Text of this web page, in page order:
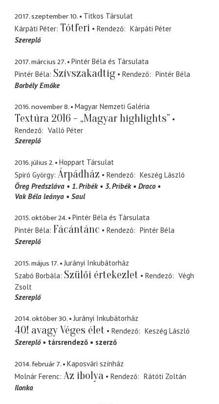
2017. szeptember 10.
Titkos Társulat
Kárpáti Péter Tótferi Rendező
Kárpáti Péter
Szereplő
2017. március 27.
Pintér Béla és Társulata
Pintér Béla Szívszakadtig Rendező
Pintér Béla
Borbély Emőke
2016. november 8. Magyar Nemzeti Galéria
Textúra 2016 - „Magyar highlights”
Rendező
Valló Péter
Szereplő
2016. július 2.
Hoppart Társulat
Spiró György Árpádház Rendező
Keszég László
Öreg Predszláva
1. Pribék 3. Pribék
Draco
Vak Béla leánya
Saul
2015. október 24.
Pintér Béla és Társulata
Pintér Béla Fácántánc Rendező
Pintér Béla
Szereplő
2015. május 17.
Jurányi Inkubátorház
Szabó Borbála Szülői értekezlet Rendező
Végh
Zsolt
Szereplő
2014. október 30. Jurányi Inkubátorház
40! avagy Véges élet Rendező
Keszég László
Szereplő
társrendező szerző
2014. február 7.
Kaposvári színház
Molnár Ferenc Az ibolya Rendező
Rátóti Zoltán
Ilonka